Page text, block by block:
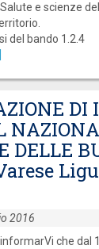
e scienze
del bando 1.2.4
DI
DELLE
2016
che dal